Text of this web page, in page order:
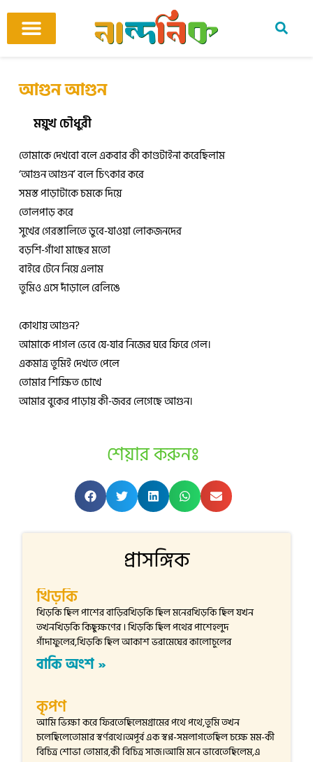
content
আগুন আগুন
ময়ুখ চৌধুরী
তোমাকে দেখবো বলে একবার কী কাণ্ডটাইনা করেছিলাম
‘আগুন আগুন’ বলে চিৎকার করে
সমস্ত পাড়াটাকে চমকে দিয়ে
তোলপাড় করে
সুখের গেরস্তালিতে ডুবে-যাওয়া লোকজনদের
বড়শি-গাঁথা মাছের মতো
বাইরে টেনে নিয়ে এলাম
তুমিও এসে দাঁড়ালে রেলিঙে
কোথায় আগুন?
আমাকে পাগল ভেবে যে-যার নিজের ঘরে ফিরে গেল।
একমাত্র তুমিই দেখতে পেলে
তোমার শিক্ষিত চোখে
আমার বুকের পাড়ায় কী-জবর লেগেছে আগুন।
শেয়ার করুনঃ
প্রাসঙ্গিক
খিড়কি
খিড়কি ছিল পাশের বাড়িরখিড়কি ছিল মনেরখিড়কি ছিল যখন
তখনখিড়কি কিছুক্ষণের । খিড়কি ছিল পথের পাশেহলুদ
গাঁদাফুলের,খিড়কি ছিল আকাশ ভরামেঘের কালোচুলের
বাকি অংশ »
কৃপণ
আমি ভিক্ষা করে ফিরতেছিলেমগ্রামের পথে পথে,তুমি তখন
চলেছিলেতোমার স্বর্ণরথে।অপূর্ব এক স্বপ্ন-সমলাগতেছিল চক্ষে মম-কী
বিচিত্র শোভা তোমার,কী বিচিত্র সাজ।আমি মনে ভাবেতেছিলেম,এ